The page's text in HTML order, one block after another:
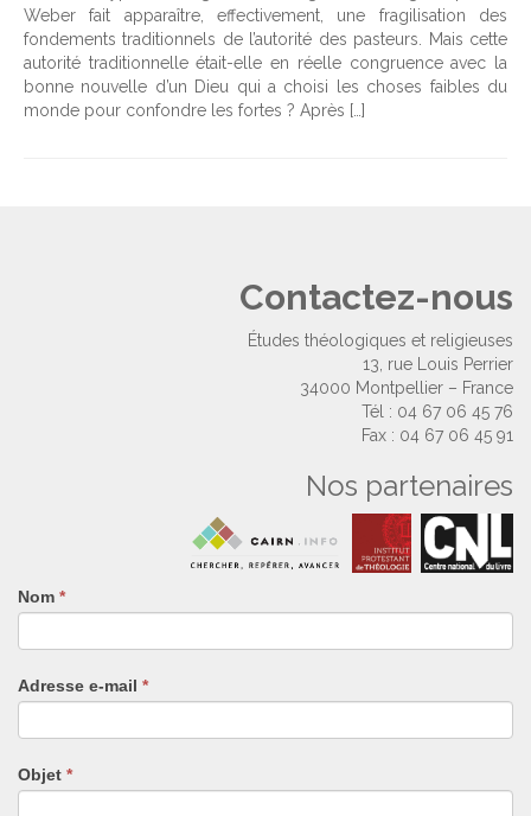
Weber fait apparaître, effectivement, une fragilisation des
fondements traditionnels de l’autorité des pasteurs. Mais cette
autorité traditionnelle était-elle en réelle congruence avec la
bonne nouvelle d’un Dieu qui a choisi les choses faibles du
monde pour confondre les fortes ? Après […]
Contactez-nous
Études théologiques et religieuses
13, rue Louis Perrier
34000 Montpellier – France
Tél : 04 67 06 45 76
Fax : 04 67 06 45 91
Nos partenaires
Nom *
Adresse e-mail *
Objet *
Si
vous
êtes
humain,
remplissez
ce